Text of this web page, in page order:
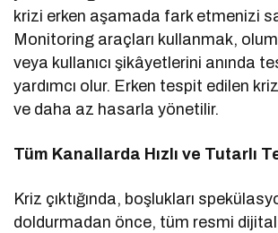
krizi erken aşamada fark etmenizi
Monitoring araçları kullanmak,
veya kullanıcı şikâyetlerini anında
yardımcı olur. Erken tespit edilen
ve daha az hasarla yönetilir.
Tüm Kanallarda Hızlı ve Tutarlı
Kriz çıktığında, boşlukları
doldurmadan önce, tüm resmi dijital